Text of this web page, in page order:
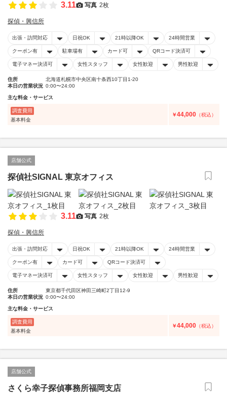
3.11 写真 2枚
探偵・興信所
出張・訪問対応 日祝OK 21時以降OK 24時間営業
クーポン有 駐車場有 カード可 QRコード決済可
電子マネー決済可 女性スタッフ 女性歓迎 男性歓迎
住所
北海道札幌市中央区南十条西10丁目1-20
本日の営業状況 0:00〜24:00
主な料金・サービス
調査費用
基本料金
￥44,000 （税込）
店舗公式
探偵社SIGNAL 東京オフィス
3.11 写真 2枚
探偵・興信所
出張・訪問対応 日祝OK 21時以降OK 24時間営業
クーポン有 カード可 QRコード決済可
電子マネー決済可 女性スタッフ 女性歓迎 男性歓迎
住所
東京都千代田区神田三崎町2丁目12-9
本日の営業状況 0:00〜24:00
主な料金・サービス
調査費用
基本料金
￥44,000 （税込）
店舗公式
さくら幸子探偵事務所福岡支店